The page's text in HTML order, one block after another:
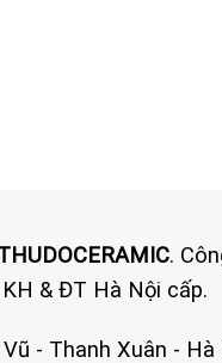
.
& ĐT Hà Nội cấp.
- Thanh Xuân - Hà